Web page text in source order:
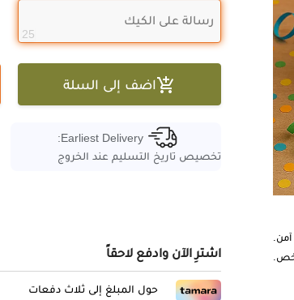
25
اضف إلى السلة
Earliest Delivery:
تخصيص تاريخ التسليم عند الخروج
اشترِ الآن وادفع لاحقاً
حول المبلغ إلى ثلاث دفعات